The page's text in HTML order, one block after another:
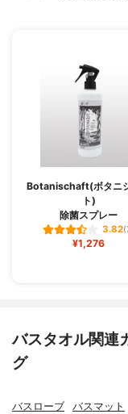
Botanischaft(ボタニ
ト)
除菌スプレー
3.82
¥1,276
バスタオル関連
グ
バスローブ バスマット